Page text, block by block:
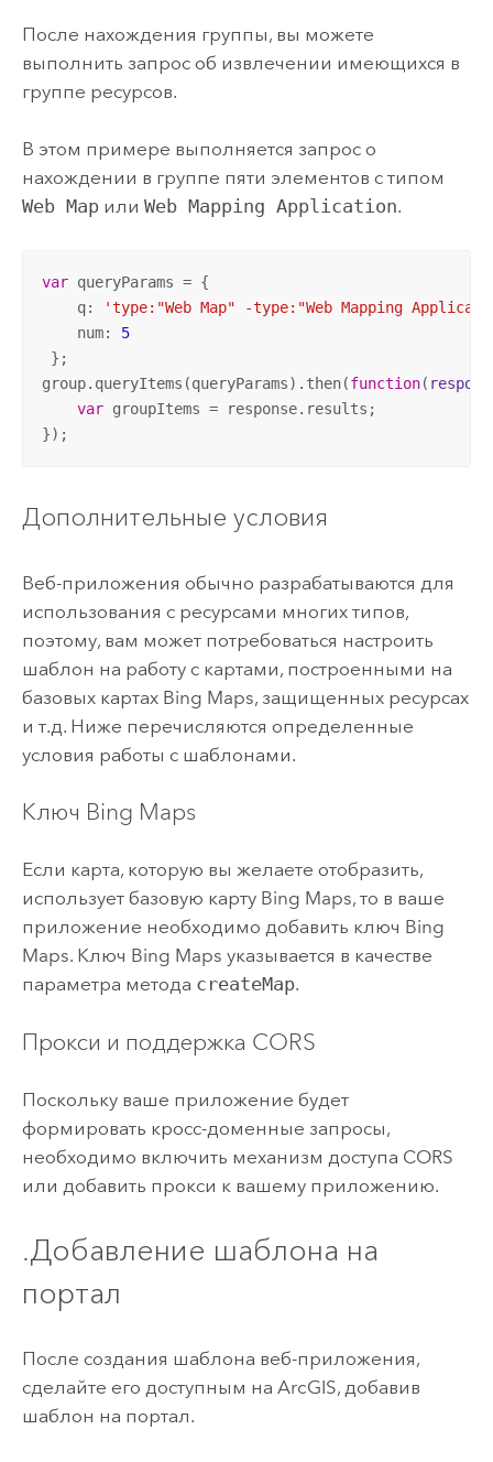
После нахождения группы, вы можете
выполнить запрос об извлечении имеющихся в
группе ресурсов.
В этом примере выполняется запрос о
нахождении в группе пяти элементов с типом
Web Mapили Web Mapping Application.
var queryParams = {
    q:
'type:"Web Map" -type:"Web Mapping
    num:
5
};
group.queryItems(queryParams).then(function(
var groupItems = response.results;
});
Дополнительные условия
Веб-приложения обычно разрабатываются для
использования с ресурсами многих типов,
поэтому, вам может потребоваться настроить
шаблон на работу с картами, построенными на
базовых картах Bing Maps, защищенных ресурсах
и т.д. Ниже перечисляются определенные
условия работы с шаблонами.
Ключ Bing Maps
Если карта, которую вы желаете отобразить,
использует базовую карту Bing Maps, то в ваше
приложение необходимо добавить ключ Bing
Maps. Ключ Bing Maps указывается в качестве
параметра метода createMap.
Прокси и поддержка CORS
Поскольку ваше приложение будет
формировать кросс-доменные запросы,
необходимо включить механизм доступа CORS
или добавить прокси к вашему приложению.
.Добавление шаблона на
портал
После создания шаблона веб-приложения,
сделайте его доступным на ArcGIS, добавив
шаблон на портал.